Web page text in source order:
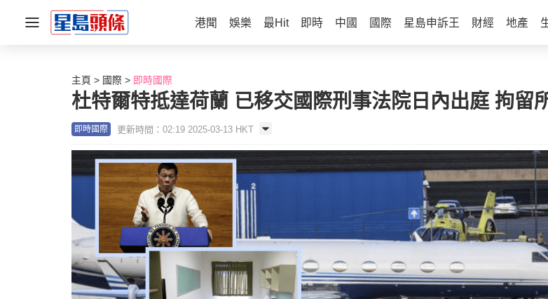
港聞 娛樂 最Hit 即時 中國 國際 星島申訴王 財經 地產
主頁 國際 即時國際
杜特爾特抵達荷蘭 已移交國際刑事法院日內出庭 拘留
即時國際 更新時間：02:19 2025-03-13 HKT